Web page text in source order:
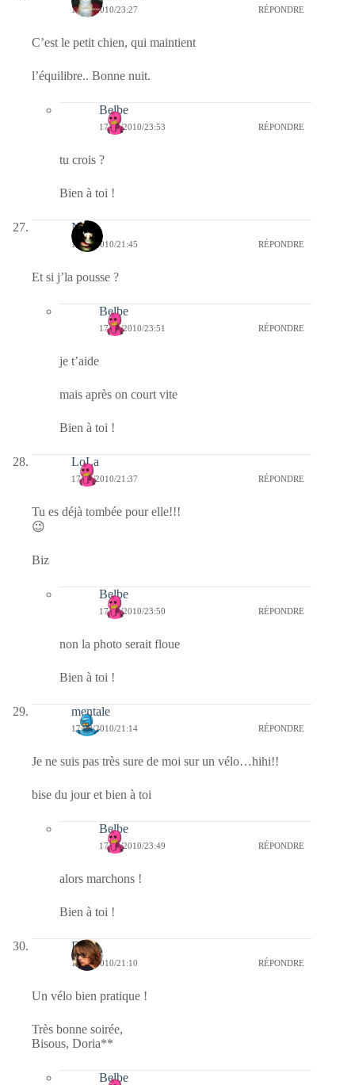
17/08/2010/23:27 RÉPONDRE
C’est le petit chien, qui maintient
l’équilibre.. Bonne nuit.
Belbe
17/08/2010/23:53 RÉPONDRE
tu crois ?
Bien à toi !
Nova
17/08/2010/21:45 RÉPONDRE
Et si j’la pousse ?
Belbe
17/08/2010/23:51 RÉPONDRE
je t’aide
mais après on court vite
Bien à toi !
LoLa
17/08/2010/21:37 RÉPONDRE
Tu es déjà tombée pour elle!!!
😉
Biz
Belbe
17/08/2010/23:50 RÉPONDRE
non la photo serait floue
Bien à toi !
mentale
17/08/2010/21:14 RÉPONDRE
Je ne suis pas très sure de moi sur un vélo…hihi!!
bise du jour et bien à toi
Belbe
17/08/2010/23:49 RÉPONDRE
alors marchons !
Bien à toi !
Doria
17/08/2010/21:10 RÉPONDRE
Un vélo bien pratique !
Très bonne soirée,
Bisous, Doria**
Belbe